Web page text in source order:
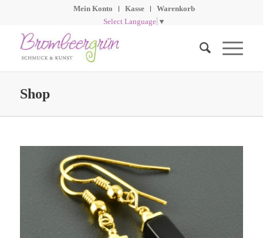
Mein Konto Kasse
Warenkorb
Select Language ▼
Shop